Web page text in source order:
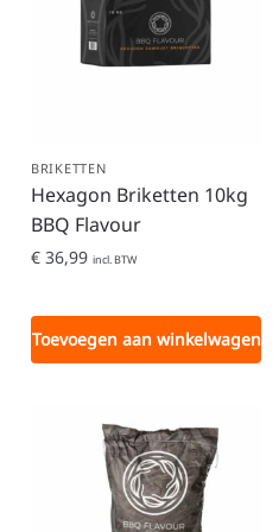
BRIKETTEN
Hexagon Briketten 10kg
BBQ Flavour
€ 36,99 incl. BTW
Toevoegen aan winkelwagen